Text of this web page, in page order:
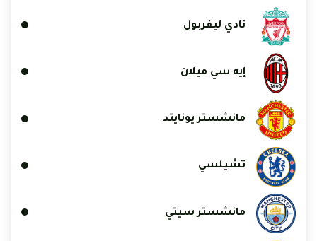
نادي ليفربول
إيه سي ميلان
مانشستر يونايتد
تشيلسي
مانشستر سيتي